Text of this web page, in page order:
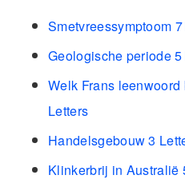
Smetvreessymptoom
Geologische periode
Welk Frans
Letters
Handelsgebouw 3
Klinkerbrij in Australië